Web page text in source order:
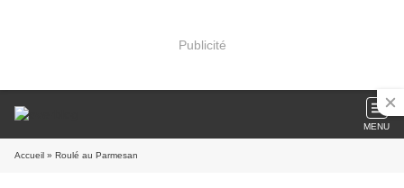
Publicité
MENU
Accueil » Roulé au Parmesan